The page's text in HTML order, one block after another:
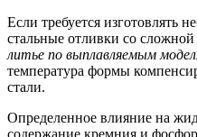
Если требуется изготовлять
стальные отливки со
литье по выплавляемым
температура формы
стали.
Определенное влияние на
содержание кремния и